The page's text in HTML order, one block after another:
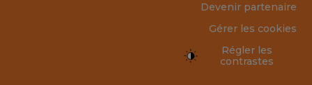
Devenir partenaire
Gérer les cookies
Régler les
contrastes